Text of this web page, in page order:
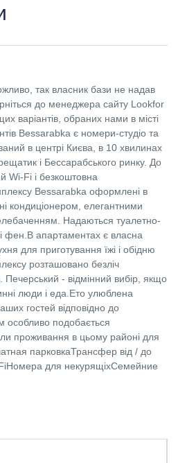
так власник бази не надав
до менеджера сайту Lookfor
варіантів, обраних нами в місті
Bessarabka є номери-студіо та
в центрі Києва, в 10 хвилинах
і Бессарабського ринку. До
Wi-Fi і безкоштовна
Bessarabka оформлені в
кондиціонером, елегантними
Надаються туалетно-
фен.В апартаментах є власна
для приготування їжі і обідню
розташовано безліч
Печерський - відмінний вибір, якщо
люди і еда.Ето улюблена
гостей відповідно до
особливо подобається
проживання в цьому районі для
парковкаТрансфер від / до
для некурящіхСемейние